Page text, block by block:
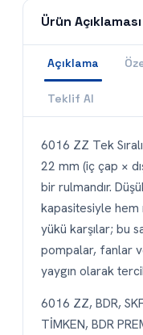
Ürün
Açıklama
Teklif Al
6016 ZZ Tek
22 mm (iç çap ×
bir rulmandır.
kapasitesiyle hem
yükü karşılar; bu
pompalar, fanlar
yaygın olarak
6016 ZZ, BDR,
TİMKEN, BDR